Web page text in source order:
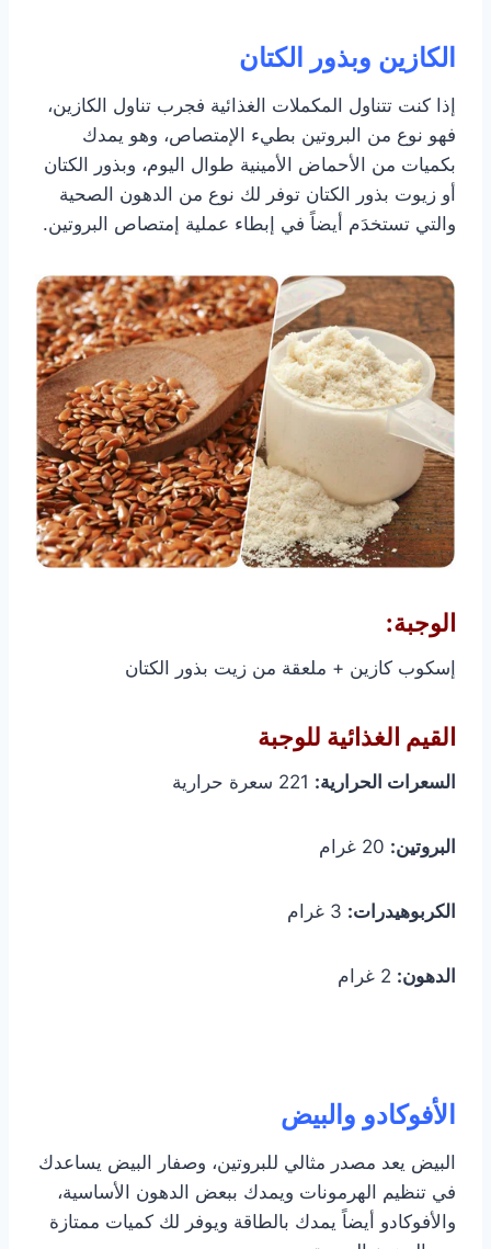
الكازين وبذور الكتان
إذا كنت تتناول المكملات الغذائية فجرب تناول الكازين،
فهو نوع من البروتين بطيء الإمتصاص، وهو يمدك
بكميات من الأحماض الأمينية طوال اليوم، وبذور الكتان
أو زيوت بذور الكتان توفر لك نوع من الدهون الصحية
والتي تستخدَم أيضاً في إبطاء عملية إمتصاص البروتين.
الوجبة:
إسكوب كازين + ملعقة من زيت بذور الكتان
القيم الغذائية للوجبة
السعرات الحرارية:
البروتين:
الكربوهيدرات:
الدهون:
الأفوكادو والبيض
البيض يعد مصدر مثالي للبروتين، وصفار البيض يساعدك
في تنظيم الهرمونات ويمدك ببعض الدهون الأساسية،
والأفوكادو أيضاً يمدك بالطاقة ويوفر لك كميات ممتازة